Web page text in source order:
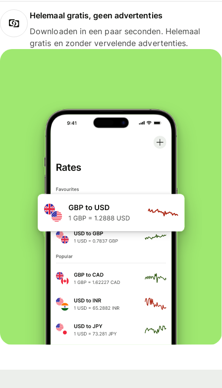
Helemaal gratis, geen advertenties
Downloaden in een paar seconden. Helemaal
gratis en zonder vervelende advertenties.